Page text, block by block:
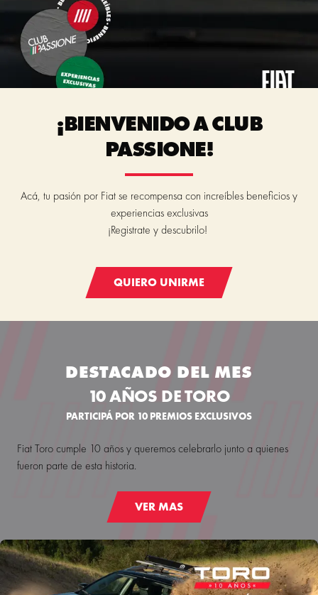
¡BIENVENIDO A CLUB
PASSIONE!
Acá, tu pasión por Fiat se recompensa con increíbles beneficios y
experiencias exclusivas
¡Registrate y descubrilo!
QUIERO UNIRME
DESTACADO DEL MES
10 AÑOS DE TORO
PARTICIPÁ POR 10 PREMIOS EXCLUSIVOS
Fiat Toro cumple 10 años y queremos celebrarlo junto a quienes
fueron parte de esta historia.
VER MAS